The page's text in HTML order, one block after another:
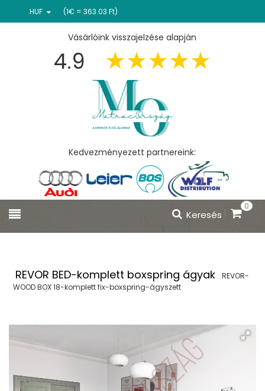
HUF (1€ = 363.03 Ft)
Vásárlóink visszajelzése alapján
4.9
Kedvezményezett partnereink:
0
Keresés
REVOR BED-komplett boxspring ágyak
REVOR-
WOOD BOX 18-komplett fix-boxspring-ágyszett